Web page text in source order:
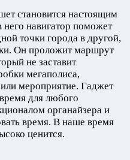
становится настоящим
навигатор поможет
точки города в другой,
Он проложит маршрут
не заставит
мегаполиса,
мероприятие. Гаджет
для любого
органайзера и
время. В наше время
ценится.